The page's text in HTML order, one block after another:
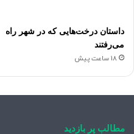
داستان درخت‌هایی که در شهر راه
می‌رفتند
18 ساعت پیش
مطالب پر بازدید